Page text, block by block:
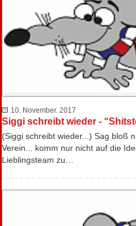
10. November. 2017
Siggi schreibt wieder -
(Siggi schreibt wieder...) Sag bloß
Verein... komm nur nicht auf die
Lieblingsteam zu…